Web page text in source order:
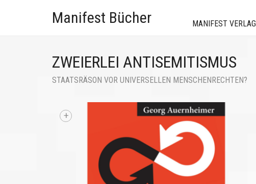
Manifest Bücher MANIFEST VERLAG
ZWEIERLEI ANTISEMITISMUS
STAATSRÄSON VOR UNIVERSELLEN MENSCHENRECHTEN?
+